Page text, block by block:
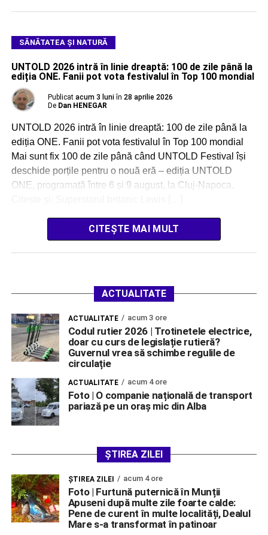
SĂNĂTATEA ȘI NATURĂ
UNTOLD 2026 intră în linie dreaptă: 100 de zile până la
ediția ONE. Fanii pot vota festivalul în Top 100 mondial
Publicat acum 3 luni în 28 aprilie 2026
De Dan HENEGAR
UNTOLD 2026 intră în linie dreaptă: 100 de zile până la
ediția ONE. Fanii pot vota festivalul în Top 100 mondial
Mai sunt fix 100 de zile până când UNTOLD Festival își
deschide porțile pentru o nouă eră – ediția UNTOLD
ONE, programată între 6 și 9 august, la Cluj-Napoca.
CITEȘTE MAI MULT
ACTUALITATE
ACTUALITATE acum 3 ore
Codul rutier 2026 | Trotinetele electrice,
doar cu curs de legislație rutieră?
Guvernul vrea să schimbe regulile de
circulație
ACTUALITATE acum 4 ore
Foto | O companie națională de transport
pariază pe un oraș mic din Alba
ȘTIREA ZILEI
ŞTIREA ZILEI acum 4 ore
Foto | Furtună puternică în Munții
Apuseni după multe zile foarte calde:
Pene de curent în multe localități, Dealul
Mare s-a transformat în patinoar